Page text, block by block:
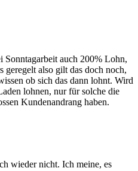
Sonntagarbeit auch 200% Lohn,
geregelt also gilt das doch noch,
ob sich das dann lohnt. Wird
lohnen, nur für solche die
Kundenandrang haben.
wieder nicht. Ich meine, es